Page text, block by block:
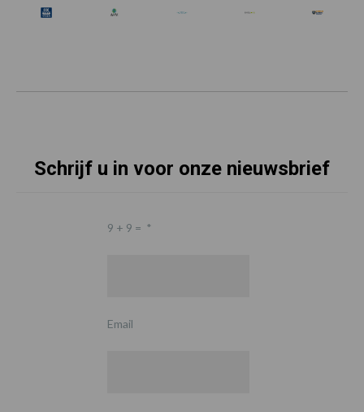
Schrijf u in voor onze nieuwsbrief
9 + 9 = *
Email